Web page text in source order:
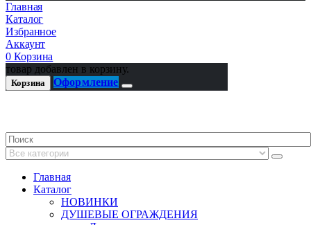
Главная
Каталог
Избранное
Аккаунт
0 Корзина
товар добавлен в корзину.
Корзина Оформление
Главная
Каталог
НОВИНКИ
ДУШЕВЫЕ ОГРАЖДЕНИЯ